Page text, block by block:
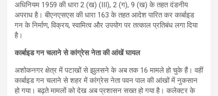
अधिनियम 1959 की धारा 2 (ख) (III), 2 (ग), 9 (ख) के तहत दंडनीय
अपराध है। बीएनएसएस की धारा 163 के तहत आदेश पारित कर कार्बाइड
गन के निर्माण, विक्रय, स्वामित्व और उपयोग पर तत्काल प्रतिबंध लगा दिया
है।
कार्बाइड गन चलाने से कांग्रेस नेता की आंखें घायल
अशोकनगर क्षेत्र में पटाखों से झुलसने के अब तक 16 मामले हो चुके हैं। वहीं
कार्बाइड गन चलाने से शहर में कांग्रेस नेता पवन पाल की आंखों में नुकसान
हो गया। बढ़ते मामलों को देख अब प्रशासन सख्त हो गया है। कलेक्टर के